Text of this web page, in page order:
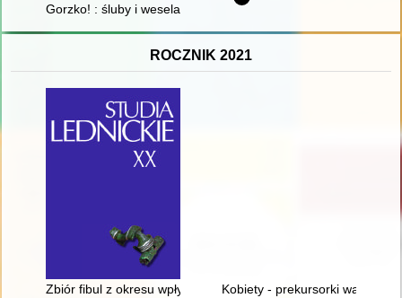
Gorzko! : śluby i wesela : 1975-1990 = Bitter! : weddings :
ROCZNIK 2021
Zbiór fibul z okresu wpływów rzymskich z okolic Ostrowa
Kobiety - prekursorki walki z